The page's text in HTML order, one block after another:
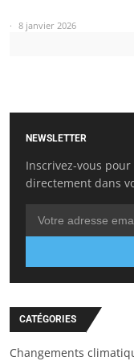
8 janvier 2026
NEWSLETTER
Inscrivez-vous
directement dans
CATÉGORIES
Changements